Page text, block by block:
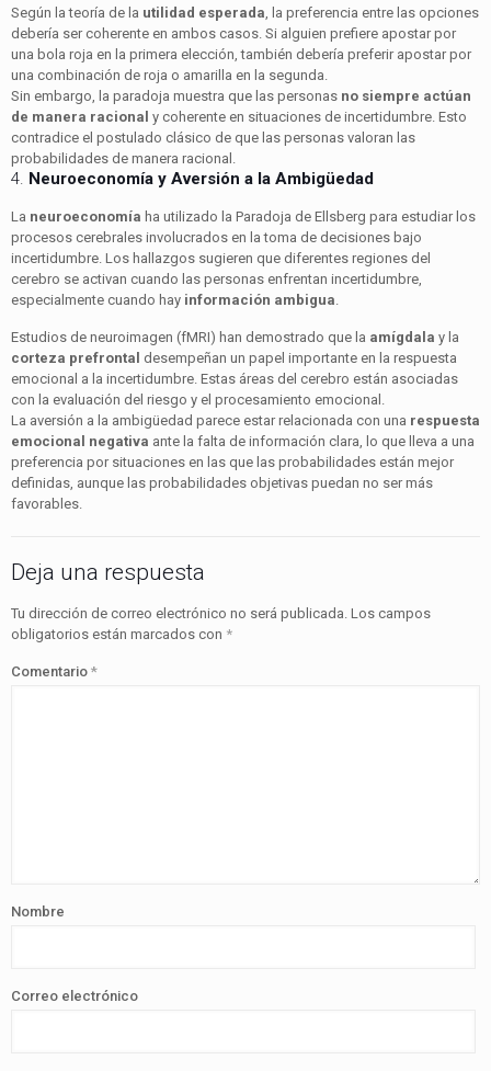
Según la teoría de la utilidad esperada, la preferencia entre las opciones
debería ser coherente en ambos casos. Si alguien prefiere apostar por
una bola roja en la primera elección, también debería preferir apostar por
una combinación de roja o amarilla en la segunda.
Sin embargo, la paradoja muestra que las personas no siempre actúan
de manera racional y coherente en situaciones de incertidumbre. Esto
contradice el postulado clásico de que las personas valoran las
probabilidades de manera racional.
4. Neuroeconomía y Aversión a la Ambigüedad
La neuroeconomía ha utilizado la Paradoja de Ellsberg para estudiar los
procesos cerebrales involucrados en la toma de decisiones bajo
incertidumbre. Los hallazgos sugieren que diferentes regiones del
cerebro se activan cuando las personas enfrentan incertidumbre,
especialmente cuando hay información ambigua.
Estudios de neuroimagen (fMRI) han demostrado que la amígdala y la
corteza prefrontal desempeñan un papel importante en la respuesta
emocional a la incertidumbre. Estas áreas del cerebro están asociadas
con la evaluación del riesgo y el procesamiento emocional.
La aversión a la ambigüedad parece estar relacionada con una respuesta
emocional negativa ante la falta de información clara, lo que lleva a una
preferencia por situaciones en las que las probabilidades están mejor
definidas, aunque las probabilidades objetivas puedan no ser más
favorables.
Deja una respuesta
Tu dirección de correo electrónico no será publicada. Los campos
obligatorios están marcados con *
Comentario *
Nombre
Correo electrónico